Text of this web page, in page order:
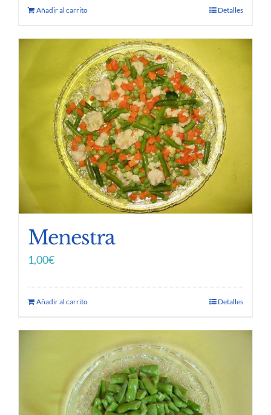
Añadir al carrito Detalles
Menestra
1,00€
Añadir al carrito Detalles